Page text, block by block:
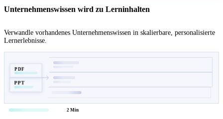
Unternehmenswissen wird zu Lerninhalten
Verwandle vorhandenes Unternehmenswissen in skalierbare, personalisierte
Lernerlebnisse.
PDF
PPT
2 Min